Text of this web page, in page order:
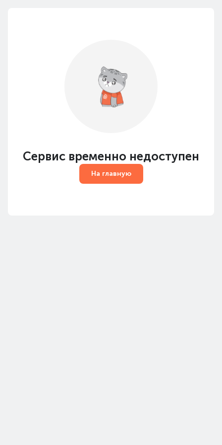
Сервис временно недоступен
На главную